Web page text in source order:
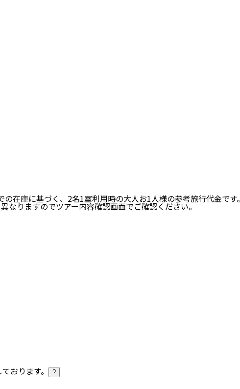
の在庫に基づく、 2名1室利用時の大人お1人様の参考旅行代金です。
なりますのでツアー内容確認画面でご確認ください。
おります。
?